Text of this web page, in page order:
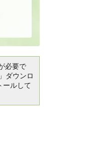
必要で
ダウンロ
ールして